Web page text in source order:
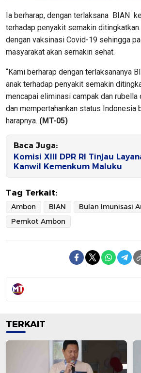
Ia berharap, dengan terlaksana BIAN
terhadap penyakit semakin
dengan vaksinasi Covid-19 sehingga
masyarakat akan semakin sehat.
“Kami berharap dengan terlaksananya
anak terhadap penyakit semakin
mencapai eliminasi campak dan rubella
dan mempertahankan status Indonesia
harapnya. (MT-05)
Baca Juga:
Komisi XIII DPR RI Tinjau
Kanwil Kemenkum Maluku
Tag Terkait:
Ambon BIAN
Pemkot Ambon
TERKAIT